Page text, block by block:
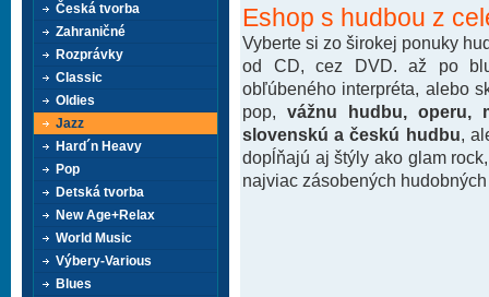
Eshop s hudbou z
Vyberte si zo širokej ponuky
od CD, cez DVD. až po
obľúbeného interpréta, alebo
pop, vážnu hudbu, operu,
slovenskú a českú hudbu ,
dopĺňajú aj štýly ako glam
najviac zásobených
Česká tvorba
Zahraničné
Rozprávky
Classic
Oldies
Jazz
Hard´n Heavy
Pop
Detská tvorba
New Age+Relax
World Music
Výbery-Various
Blues